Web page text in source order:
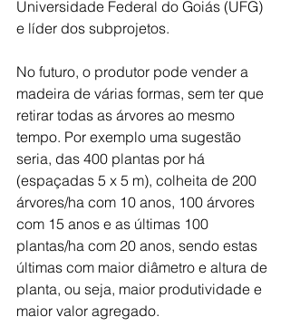
Universidade Federal do Goiás (UFG)
e líder dos subprojetos.
No futuro, o produtor pode vender a
madeira de várias formas, sem ter que
retirar todas as árvores ao mesmo
tempo. Por exemplo uma sugestão
seria, das 400 plantas por há
(espaçadas 5 x 5 m), colheita de 200
árvores/ha com 10 anos, 100 árvores
com 15 anos e as últimas 100
plantas/ha com 20 anos, sendo estas
últimas com maior diâmetro e altura de
planta, ou seja, maior produtividade e
maior valor agregado.